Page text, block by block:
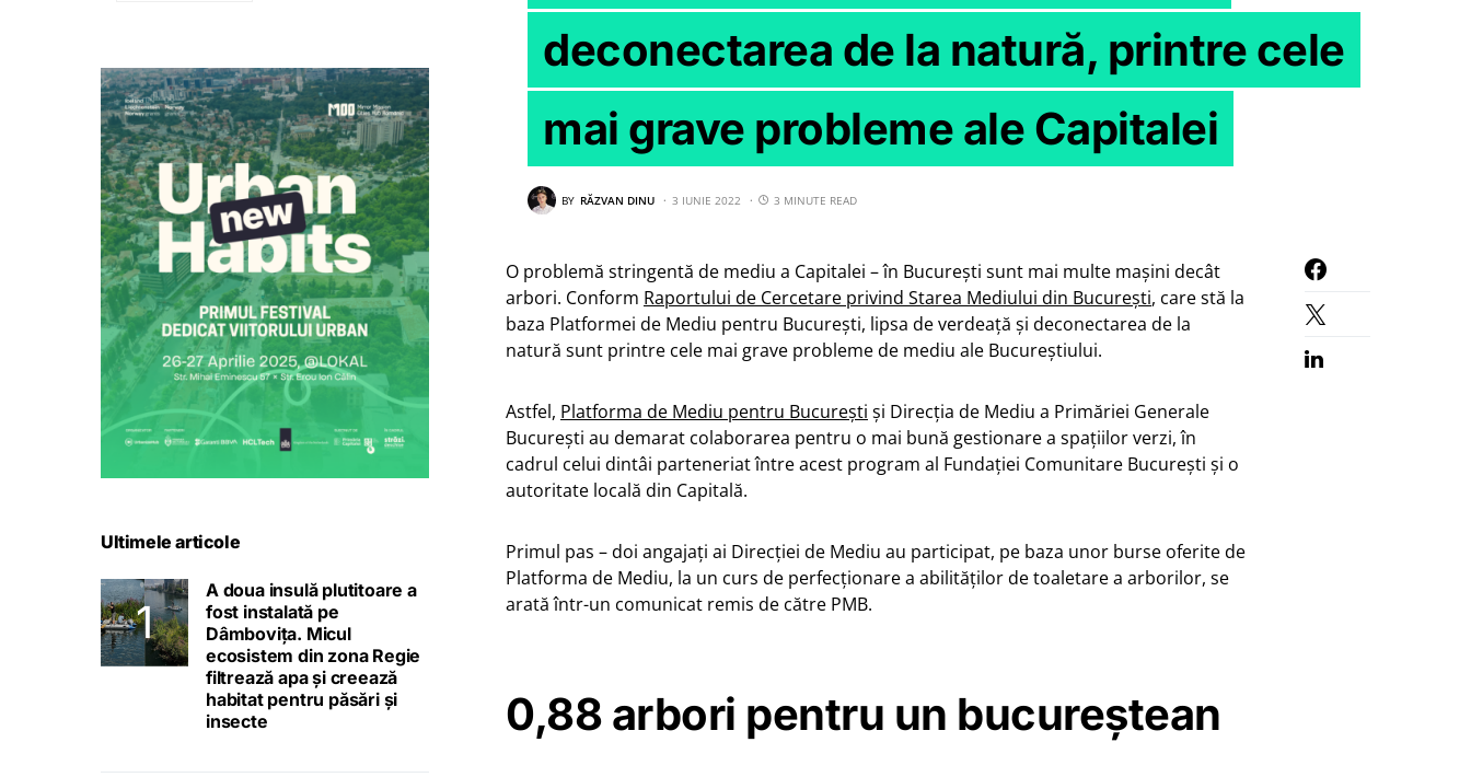
deconectarea de la natură, printre cele
mai grave probleme ale Capitalei
BY RĂZVAN DINU 3 IUNIE 2022 3 MINUTE READ
O problemă stringentă de mediu a Capitalei – în București sunt mai multe mașini decât
arbori. Conform Raportului de Cercetare privind Starea Mediului din București, care stă la
baza Platformei de Mediu pentru București, lipsa de verdeață și deconectarea de la
natură sunt printre cele mai grave probleme de mediu ale Bucureștiului.
Astfel, Platforma de Mediu pentru București și Direcția de Mediu a Primăriei Generale
București au demarat colaborarea pentru o mai bună gestionare a spațiilor verzi, în
cadrul celui dintâi parteneriat între acest program al Fundației Comunitare București și o
autoritate locală din Capitală.
Primul pas – doi angajați ai Direcției de Mediu au participat, pe baza unor burse oferite de
Platforma de Mediu, la un curs de perfecționare a abilităților de toaletare a arborilor, se
arată într-un comunicat remis de către PMB.
0,88 arbori pentru un bucureștean
Ultimele articole
A doua insulă plutitoare a
fost instalată pe
Dâmbovița. Micul
ecosistem din zona Regie
filtrează apa și creează
habitat pentru păsări și
insecte